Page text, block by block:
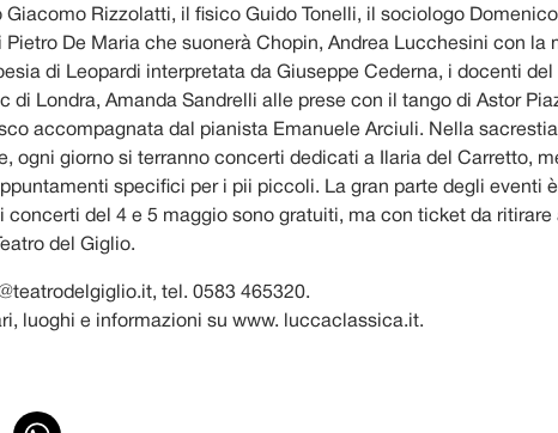
Giacomo Rizzolatti, il fisico Guido Tonelli, il sociologo
Pietro De Maria che suonerà Chopin, Andrea Lucchesini con la
di Leopardi interpretata da Giuseppe Cederna, i docenti del
di Londra, Amanda Sandrelli alle prese con il tango di Astor
accompagnata dal pianista Emanuele Arciuli. Nella
ogni giorno si terranno concerti dedicati a Ilaria del Carretto,
specifici per i pii piccoli. La gran parte degli eventi
concerti del 4 e 5 maggio sono gratuiti, ma con ticket da ritirare
del Giglio.
tel. 0583 465320.
luoghi e informazioni su www. luccaclassica.it.